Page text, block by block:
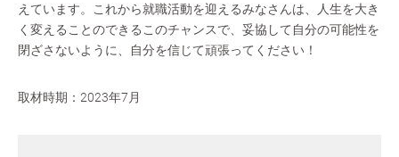
えています。これから就職活動を迎えるみなさんは、人生を大き
く変えることのできるこのチャンスで、妥協して自分の可能性を
閉ざさないように、自分を信じて頑張ってください！
取材時期：2023年7月